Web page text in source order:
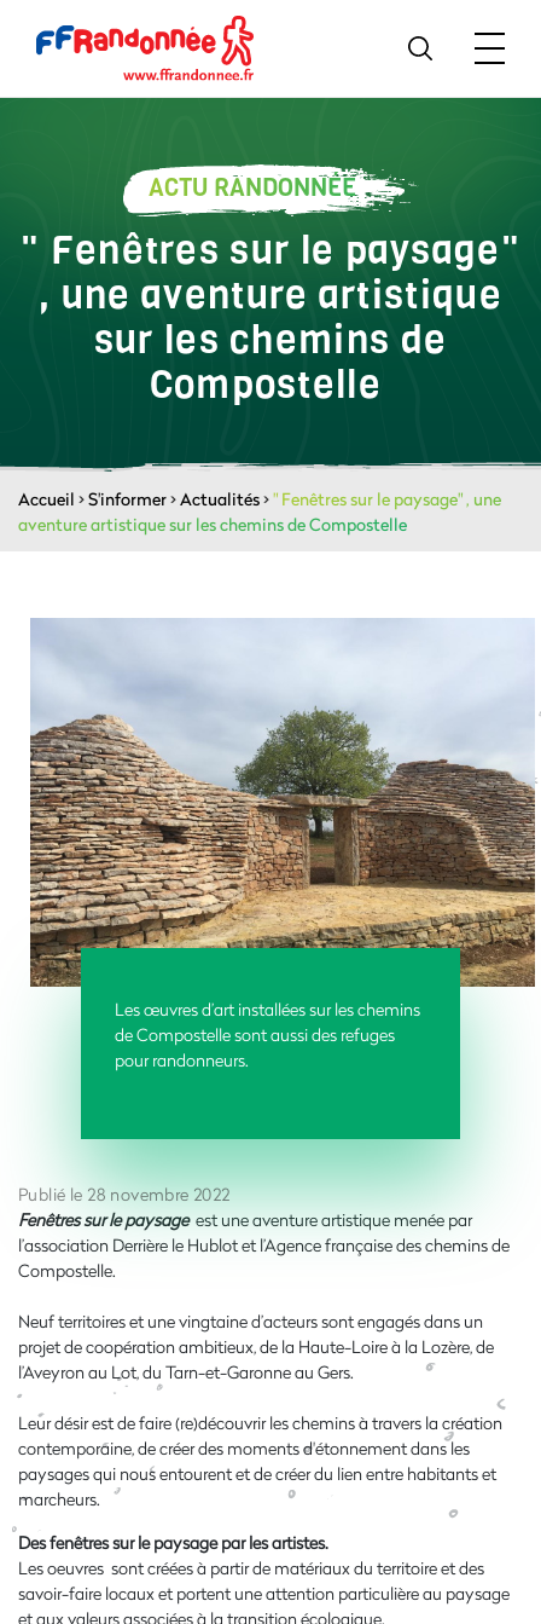
ACTU RANDONNÉE
" Fenêtres sur le paysage"
, une aventure artistique
sur les chemins de
Compostelle
Accueil >S'informer>Actualités>" Fenêtres sur le paysage" , une
aventure artistique sur les chemins de Compostelle
Les œuvres d’art installées sur les chemins
de Compostelle sont aussi des refuges
pour randonneurs.
Publié le 28 novembre 2022
Fenêtres sur le paysageest une aventure artistique menée par
l’association Derrière le Hublot et l’Agence française des chemins de
Compostelle.
Neuf territoires et une vingtaine d’acteurs sont engagés dans un
projet de coopération ambitieux, de la Haute-Loire à la Lozère, de
l’Aveyron au Lot, du Tarn-et-Garonne au Gers.
Leur désir est de faire (re)découvrir les chemins à travers la création
contemporaine, de créer des moments d'étonnement dans les
paysages qui nous entourent et de créer du lien entre habitants et
marcheurs.
Des fenêtres sur le paysage par les artistes.
Les oeuvres sont créées à partir de matériaux du territoire et des
savoir-faire locaux et portent une attention particulière au paysage
et aux valeurs associées à la transition écologique.